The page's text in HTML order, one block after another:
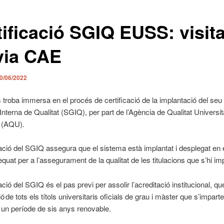
SGIQ EUSS:
CAE
06/2022
troba immersa en el procés de certificació de la implantació del
de Qualitat (SGIQ), per part de l’Agència de Qualitat
del SGIQ assegura que el sistema està implantat i desplegat en
per a l’assegurament de la qualitat de les titulacions que s’hi
del SGIQ és el pas previ per assolir l’acreditació institucional,
de tots els títols universitaris oficials de grau i màster que
període de sis anys renovable.